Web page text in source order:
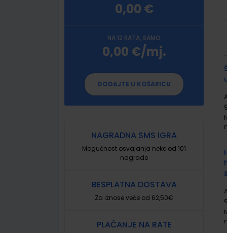
0,00 €
NA 12 RATA, SAMO
0,00 €/mj.
DODAJTE U KOŠARICU
NAGRADNA SMS IGRA
Mogućnost osvajanja neke od 101
nagrade
BESPLATNA DOSTAVA
Za iznose veće od 62,50€
PLAĆANJE NA RATE